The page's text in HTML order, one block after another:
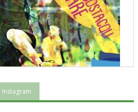
di Tiziano Pesce al CN Uisp
Instagram